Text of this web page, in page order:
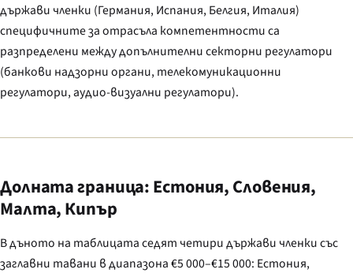
държави членки (Германия, Испания, Белгия, Италия)
специфичните за отрасъла компетентности са
разпределени между допълнителни секторни регулатори
(банкови надзорни органи, телекомуникационни
регулатори, аудио-визуални регулатори).
Долната граница: Естония, Словения,
Малта, Кипър
В дъното на таблицата седят четири държави членки със
заглавни тавани в диапазона €5 000–€15 000: Естония,